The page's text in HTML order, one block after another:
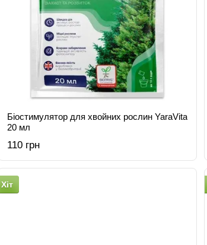
Біостимулятор для хвойних рослин YaraVita
20 мл
110 грн
Хіт